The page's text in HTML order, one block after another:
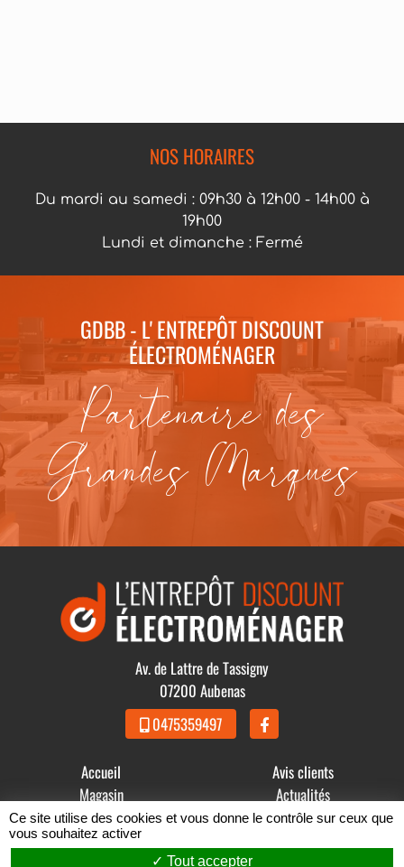
NOS HORAIRES
Du mardi au samedi : 09h30 à 12h00 - 14h00 à
19h00
Lundi et dimanche : Fermé
GDBB - L' ENTREPÔT DISCOUNT
ÉLECTROMÉNAGER
Partenaire des
Grandes Marques
Av. de Lattre de Tassigny
07200 Aubenas
0475359497
Accueil
Magasin
Produits
Avis clients
Actualités
Contact
© 2021 - 2026 GDBB - L' Entrepôt Discount Électroménager -
Ce site utilise des cookies et vous donne le contrôle sur ceux que
vous souhaitez activer
Tout accepter